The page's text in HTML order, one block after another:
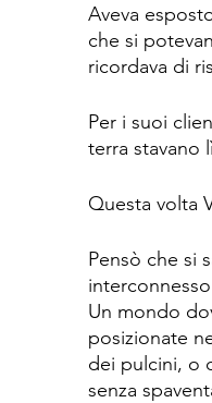
Aveva
che si
ricordava di
Per i suoi
terra stavano
Questa volta
Pensò che si
Un mondo
posizionate
dei pulcini, o
senza